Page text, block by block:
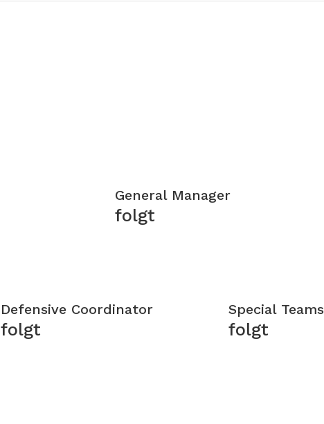
General Manager
folgt
Defensive Coordinator
folgt
Special
folgt